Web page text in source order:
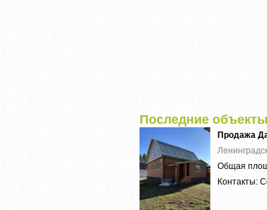
Последние объекты
Продажа
Общая
Контакты: